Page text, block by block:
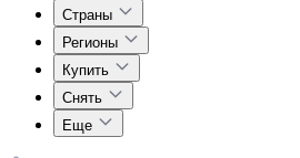
Страны
Регионы
Купить
Снять
Еще